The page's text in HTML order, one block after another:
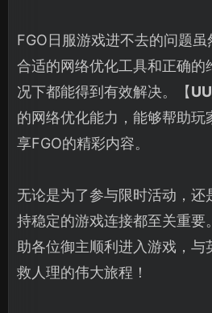
FGO日服游戏进不去的问题
合适的网络优化工具和正确的
况下都能得到有效解决。【
的网络优化能力，能够帮助玩
享FGO的精彩内容。
无论是为了参与限时活动，还
持稳定的游戏连接都至关重要
助各位御主顺利进入游戏，与
救人理的伟大旅程！